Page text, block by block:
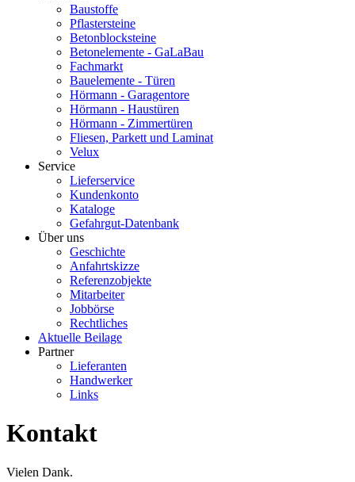
Baustoffe
Pflastersteine
Betonblocksteine
Betonelemente - GaLaBau
Fachmarkt
Bauelemente - Türen
Hörmann - Garagentore
Hörmann - Haustüren
Hörmann - Zimmertüren
Fliesen, Parkett und Laminat
Velux
Service
Lieferservice
Kundenkonto
Kataloge
Gefahrgut-Datenbank
Über uns
Geschichte
Anfahrtskizze
Referenzobjekte
Mitarbeiter
Jobbörse
Rechtliches
Aktuelle Beilage
Partner
Lieferanten
Handwerker
Links
Kontakt
Vielen Dank.